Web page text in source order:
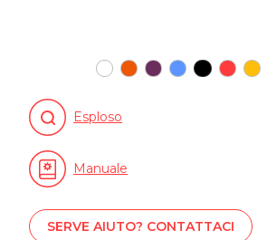
Esploso
Manuale
SERVE AIUTO? CONTATTACI